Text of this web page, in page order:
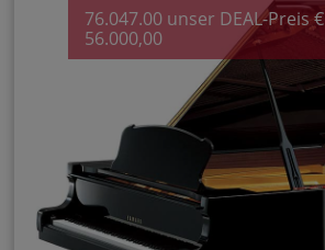
76.047.00 unser DEAL-Preis €
56.000,00